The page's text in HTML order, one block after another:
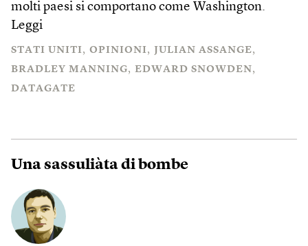
molti paesi si comportano come Washington.
Leggi
STATI UNITI OPINIONI
JULIAN ASSANGE
BRADLEY MANNING
EDWARD SNOWDEN
DATAGATE
Una sassuliàta di bombe